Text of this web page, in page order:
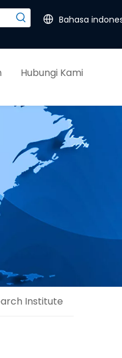
Bahasa
Hubungi Kami
Institute